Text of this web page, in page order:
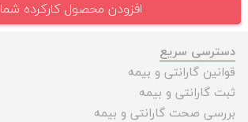
افزودن محصول کارکرده شما
دسترسی سریع
قوانین گارانتی و بیمه
ثبت گارانتی و بیمه
بررسی صحت گارانتی و بیمه